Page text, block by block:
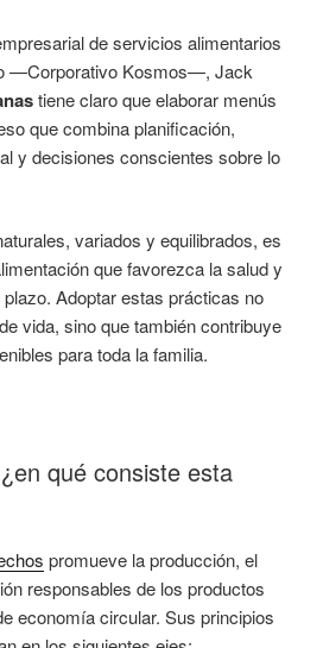
de servicios alimentarios
—Corporativo Kosmos—, Jack
tiene claro que elaborar menús
que combina planificación,
y decisiones conscientes sobre lo
variados y equilibrados, es
que favorezca la salud y
Adoptar estas prácticas no
vida, sino que también contribuye
para toda la familia.
qué consiste esta
promueve la producción, el
responsables de los productos
economía circular. Sus principios